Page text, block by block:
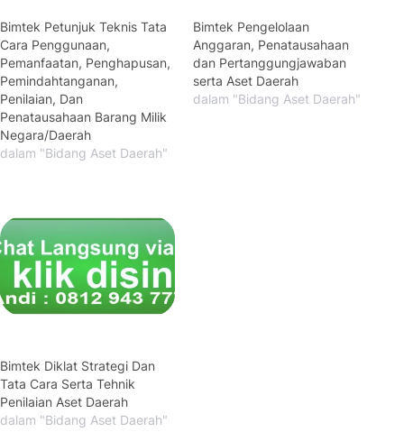
Bimtek Petunjuk Teknis Tata
Cara Penggunaan,
Pemanfaatan, Penghapusan,
Pemindahtanganan,
Penilaian, Dan
Penatausahaan Barang Milik
Negara/Daerah
dalam "Bidang Aset Daerah"
Bimtek Pengelolaan
Anggaran, Penatausahaan
dan Pertanggungjawaban
serta Aset Daerah
dalam "Bidang Aset Daerah"
Bimtek Diklat Strategi Dan
Tata Cara Serta Tehnik
Penilaian Aset Daerah
dalam "Bidang Aset Daerah"